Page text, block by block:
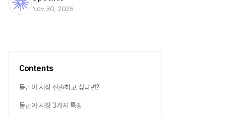
Nov 30, 2025
Contents
동남아 시장 진출하고 싶다면?
동남아 시장 3가지 특징